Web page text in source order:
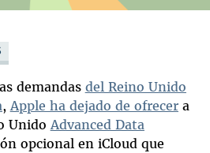
demandas del Reino Unido
, Apple ha dejado de ofrecera
Unido Advanced Data
opcional en iCloud que